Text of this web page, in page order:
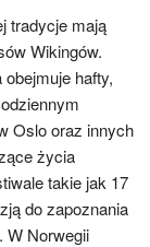
tradycje mają
Wikingów.
hafty,
Oslo oraz innych
życia
takie jak 17
do zapoznania
W Norwegii